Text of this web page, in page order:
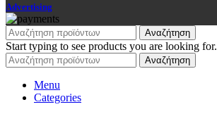
Advertising
Αναζήτηση
Start typing to see products you are looking for.
Αναζήτηση
Menu
Categories